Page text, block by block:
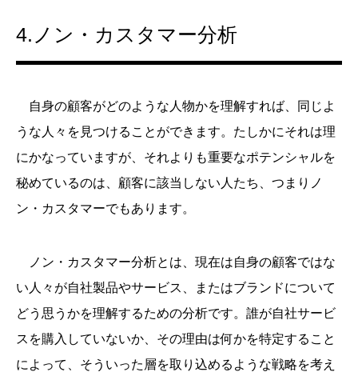
4.ノン・カスタマー分析
自身の顧客がどのような人物かを理解すれば、同じよ
うな人々を見つけることができます。たしかにそれは理
にかなっていますが、それよりも重要なポテンシャルを
秘めているのは、顧客に該当しない人たち、つまりノ
ン・カスタマーでもあります。
ノン・カスタマー分析とは、現在は自身の顧客ではな
い人々が自社製品やサービス、またはブランドについて
どう思うかを理解するための分析です。誰が自社サービ
スを購入していないか、その理由は何かを特定すること
によって、そういった層を取り込めるような戦略を考え